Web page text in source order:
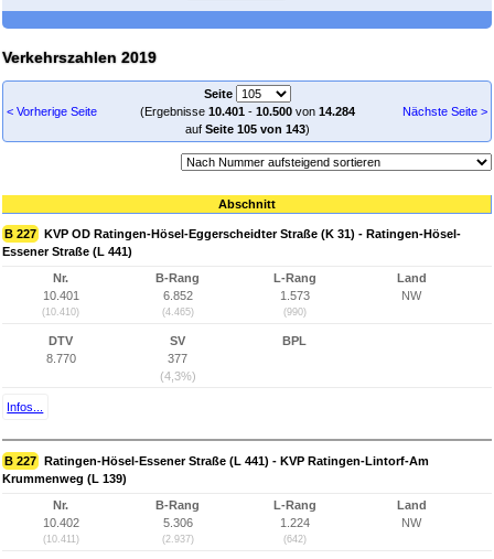
Verkehrszahlen 2019
< Vorherige Seite
Seite
(Ergebnisse 10.401- 10.500von 14.284
auf Seite 105 von 143)
Nächste Seite >
Abschnitt
B 227 KVP OD Ratingen-Hösel-Eggerscheidter Straße (K 31) - Ratingen-Hösel-
Essener Straße (L 441)
Nr.
10.401
(10.410)
B-Rang
6.852
(4.465)
L-Rang
1.573
(990)
Land
NW
DTV
8.770
SV
377
(4,3%)
BPL
Infos...
B 227 Ratingen-Hösel-Essener Straße (L 441) - KVP Ratingen-Lintorf-Am
Krummenweg (L 139)
Nr.
10.402
(10.411)
B-Rang
5.306
(2.937)
L-Rang
1.224
(642)
Land
NW